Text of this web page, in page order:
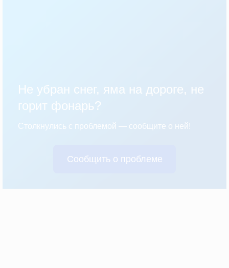
Не убран снег, яма на дороге, не
горит фонарь?
Столкнулись с проблемой — сообщите о ней!
Сообщить о проблеме